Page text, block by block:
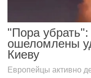
"Пора
ошеломлены
Киеву
Европейцы активно